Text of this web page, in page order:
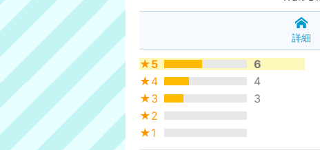
詳細
★5
6
★4
4
★3
3
★2
★1